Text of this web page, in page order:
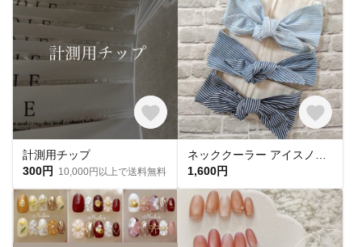
計測用チップ
300円
10,000円以上で送料無料
1,600円